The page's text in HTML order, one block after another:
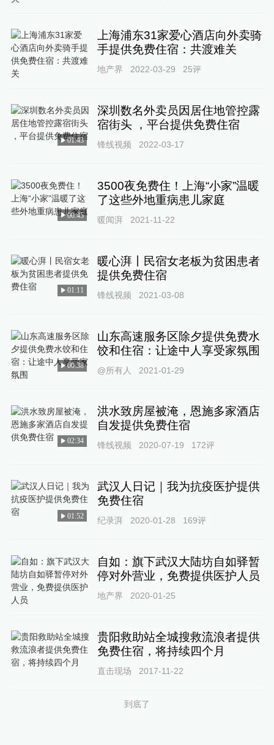
上海浦东31家爱心酒店向外卖骑
手提供免费住宿：共渡难关
地产界 2022-03-29 25评
01:43
深圳数名外卖员因居住地管控露
宿街头 ，平台提供免费住宿
锋线视频 2022-03-17
00:45
3500夜免费住！上海“小家”温暖
了这些外地重病患儿家庭
暖闻湃 2021-11-22
01:11
暖心湃丨民宿女老板为贫困患者
提供免费住宿
锋线视频 2021-03-08
00:38
山东高速服务区除夕提供免费水
饺和住宿：让途中人享受家氛围
@所有人 2021-01-29
02:34
洪水致房屋被淹，恩施多家酒店
自发提供免费住宿
锋线视频 2020-07-19 172评
01:52
武汉人日记｜我为抗疫医护提供
免费住宿
纪录湃 2020-01-28 169评
自如：旗下武汉大陆坊自如驿暂
停对外营业，免费提供医护人员
地产界 2020-01-25
贵阳救助站全城搜救流浪者提供
免费住宿，将持续四个月
直击现场 2017-11-22
到底了